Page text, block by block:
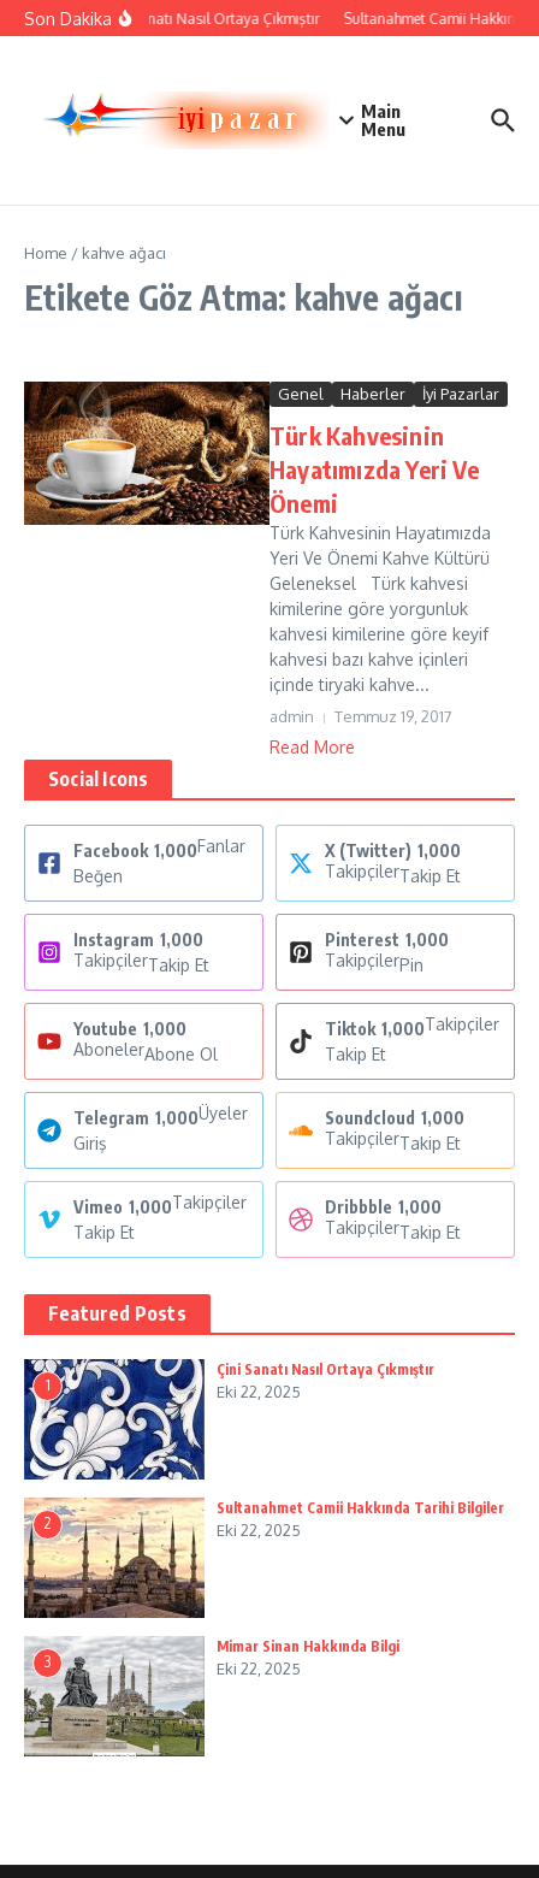
İçeriğe atla
Son DakikaÇini Sanatı Nasıl Ortaya Çıkmıştır Sultanahmet Camii Hakkında
Main
Menu
Home / kahve ağacı
Etikete Göz Atma: kahve ağacı
Genel Haberler İyi Pazarlar
Türk Kahvesinin
Hayatımızda Yeri Ve
Önemi
Türk Kahvesinin Hayatımızda
Yeri Ve Önemi Kahve Kültürü
Geleneksel Türk kahvesi
kimilerine göre yorgunluk
kahvesi kimilerine göre keyif
kahvesi bazı kahve içinleri
içinde tiryaki kahve...
admin Temmuz 19, 2017
Read More
Social Icons
Facebook 1,000Fanlar
Beğen
X (Twitter) 1,000
TakipçilerTakip Et
Instagram 1,000
TakipçilerTakip Et
Pinterest 1,000
TakipçilerPin
Youtube 1,000
AbonelerAbone Ol
Tiktok 1,000Takipçiler
Takip Et
Telegram 1,000Üyeler
Giriş
Soundcloud 1,000
TakipçilerTakip Et
Vimeo 1,000Takipçiler
Takip Et
Dribbble 1,000
TakipçilerTakip Et
Featured Posts
1
Çini Sanatı Nasıl Ortaya Çıkmıştır
Eki 22, 2025
2
Sultanahmet Camii Hakkında Tarihi Bilgiler
Eki 22, 2025
3
Mimar Sinan Hakkında Bilgi
Eki 22, 2025